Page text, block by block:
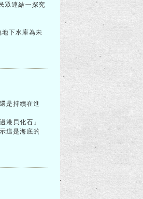
眾連結一探究
下水庫為未
是持續在進
港貝化石」
這是海底的